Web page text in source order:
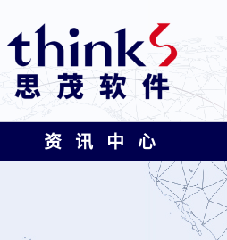
资 讯 中 心